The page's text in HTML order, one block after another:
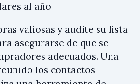
al año
valiosas y audite su lista
asegurarse de que se
adecuados. Una
los contactos